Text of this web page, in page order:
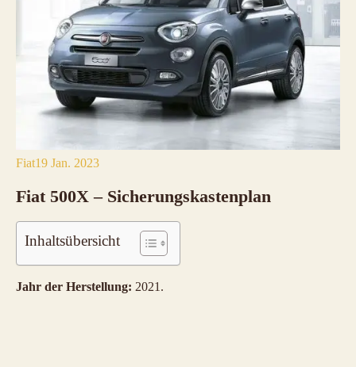
Fiat19 Jan. 2023
Fiat 500X – Sicherungskastenplan
Inhaltsübersicht
Jahr der Herstellung: 2021.